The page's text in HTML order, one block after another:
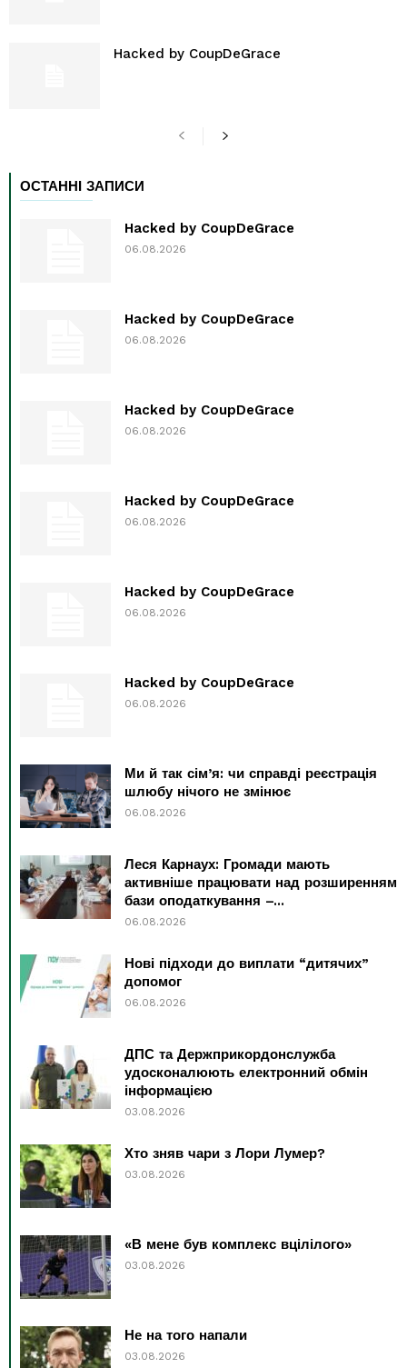
Hacked by CoupDeGrace
ОСТАННІ ЗАПИСИ
Hacked by CoupDeGrace
06.08.2026
Hacked by CoupDeGrace
06.08.2026
Hacked by CoupDeGrace
06.08.2026
Hacked by CoupDeGrace
06.08.2026
Hacked by CoupDeGrace
06.08.2026
Hacked by CoupDeGrace
06.08.2026
Ми й так сім’я: чи справді реєстрація
шлюбу нічого не змінює
06.08.2026
Леся Карнаух: Громади мають
активніше працювати над розширенням
бази оподаткування –...
06.08.2026
Нові підходи до виплати “дитячих”
допомог
06.08.2026
ДПС та Держприкордонслужба
удосконалюють електронний обмін
інформацією
03.08.2026
Хто зняв чари з Лори Лумер?
03.08.2026
«В мене був комплекс вцілілого»
03.08.2026
Не на того напали
03.08.2026